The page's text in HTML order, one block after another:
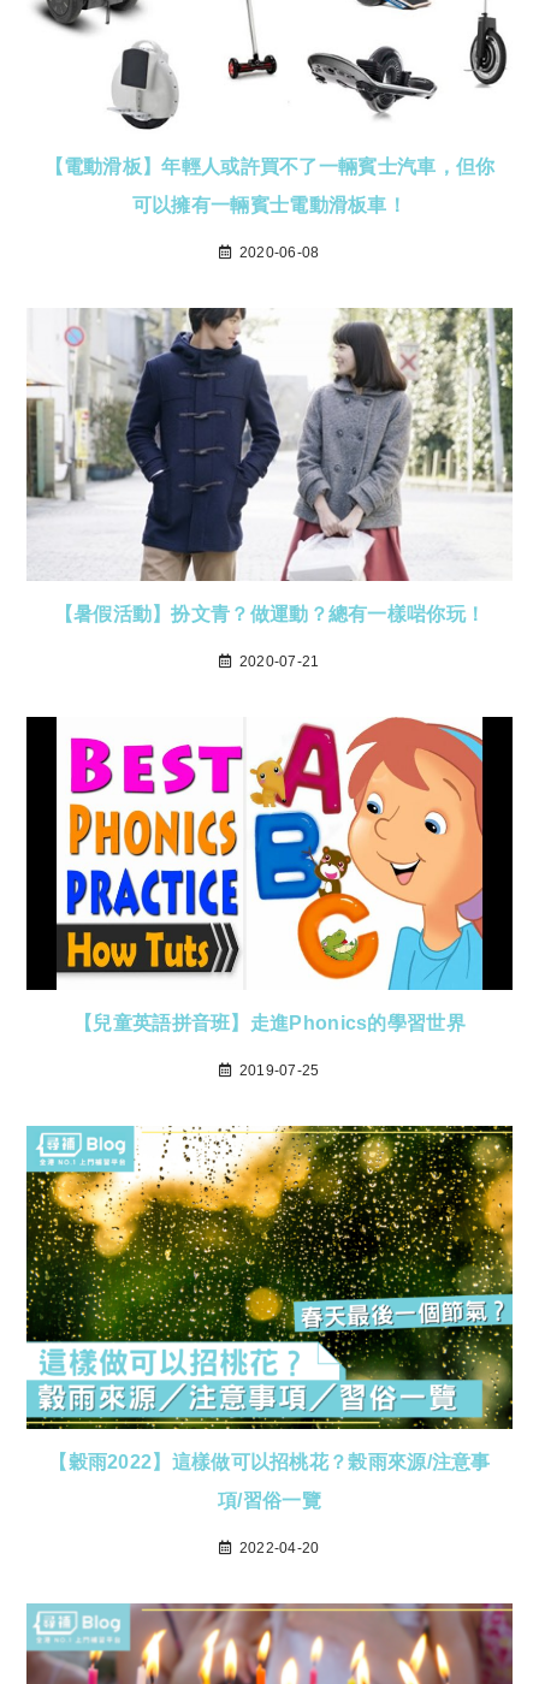
【電動滑板】年輕人或許買不了一輛賓士汽車，但你
可以擁有一輛賓士電動滑板車！
2020-06-08
【暑假活動】扮文青？做運動？總有一樣啱你玩！
2020-07-21
【兒童英語拼音班】走進Phonics的學習世界
2019-07-25
【穀雨2022】這樣做可以招桃花？榖雨來源/注意事
項/習俗一覽
2022-04-20